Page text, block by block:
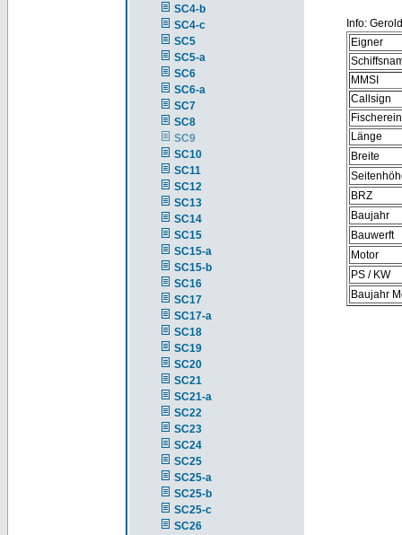
SC4-b
SC4-c
SC5
SC5-a
SC6
SC6-a
SC7
SC8
SC9
SC10
SC11
SC12
SC13
SC14
SC15
SC15-a
SC15-b
SC16
SC17
SC17-a
SC18
SC19
SC20
SC21
SC21-a
SC22
SC23
SC24
SC25
SC25-a
SC25-b
SC25-c
SC26
Info:
Eigner
MMSI
Callsign
Länge
Breite
BRZ
Baujahr
Bauwerft
Motor
PS / KW
Baujahr